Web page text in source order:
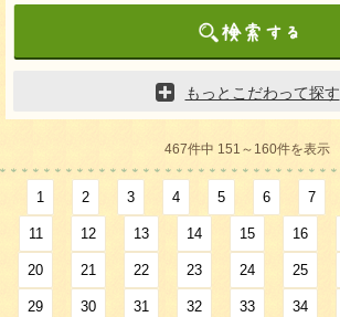
もっとこだわって探す
467件中 151～160件を表示
1 2 3 4 5 6 7
11 12 13 14 15 16
20 21 22 23 24 25
29 30 31 32 33 34